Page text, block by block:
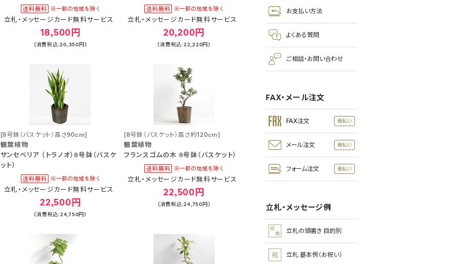
立札・メッセージカード無料サービス
18,500円
(消費税込:20,350円)
立札・メッセージカード無料サービス
20,200円
(消費税込:22,220円)
[8号鉢（バスケット）高さ90cm]
観葉植物
サンセベリア （トラノオ）8号鉢（バスケ
ット）
立札・メッセージカード無料サービス
22,500円
(消費税込:24,750円)
[8号鉢（バスケット）高さ約120cm]
観葉植物
フランスゴムの木 8号鉢（バスケット）
立札・メッセージカード無料サービス
22,500円
(消費税込:24,750円)
お支払い方法
よくある質問
ご相談・お問い合わせ
FAX・メール注文
FAX注文
メール注文
フォーム注文
立札・メッセージ例
立札の頭書き 目的別
立札 基本例（お祝い）